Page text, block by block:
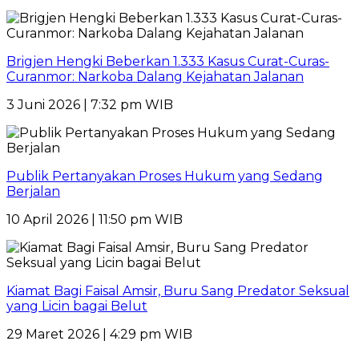
Brigjen Hengki Beberkan 1.333 Kasus Curat-Curas-
Curanmor: Narkoba Dalang Kejahatan Jalanan
3 Juni 2026 | 7:32 pm WIB
Publik Pertanyakan Proses Hukum yang Sedang
Berjalan
10 April 2026 | 11:50 pm WIB
Kiamat Bagi Faisal Amsir, Buru Sang Predator Seksual
yang Licin bagai Belut
29 Maret 2026 | 4:29 pm WIB